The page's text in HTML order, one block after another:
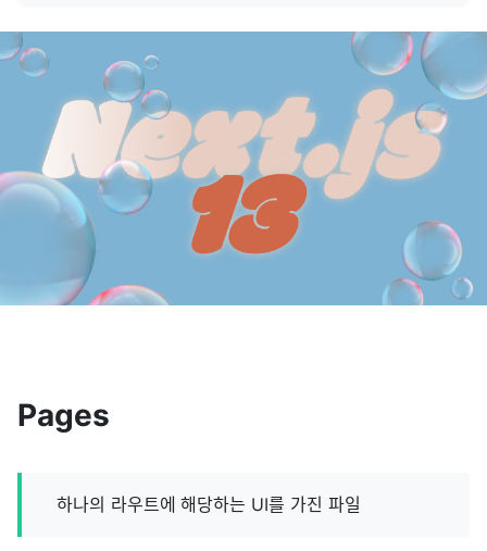
Pages
하나의 라우트에 해당하는 UI를 가진 파일